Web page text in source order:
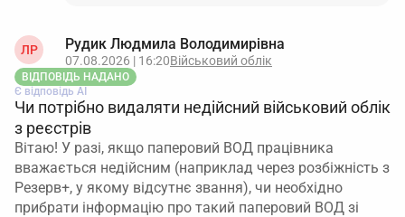
ЛР Рудик Людмила Володимирівна
07.08.2026 | 16:20Військовий облік
ВІДПОВІДЬ НАДАНО
Є відповідь АІ
Чи потрібно видаляти недійсний військовий облік
з реєстрів
Вітаю! У разі, якщо паперовий ВОД працівника
вважається недійсним (наприклад через розбіжність з
Резерв+, у якому відсутнє звання), чи необхідно
прибрати інформацію про такий паперовий ВОД зі